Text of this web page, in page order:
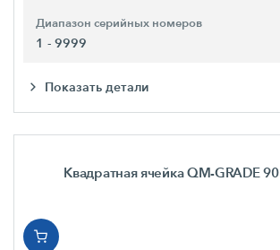
Диапазон серийных номеров
1 - 9999
Показать детали
Квадратная ячейка QM-GRADE 90